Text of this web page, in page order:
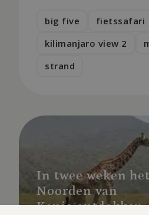
big five
fietssafari
kilimanjaro view 2
strand
In twee weken het
Noorden van
Kenia ontdekken